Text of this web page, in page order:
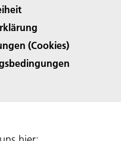
(Cookies)